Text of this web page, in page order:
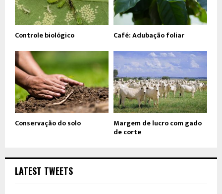
Controle biológico Café: Adubação foliar
Conservação do solo Margem de lucro com gado
de corte
LATEST TWEETS